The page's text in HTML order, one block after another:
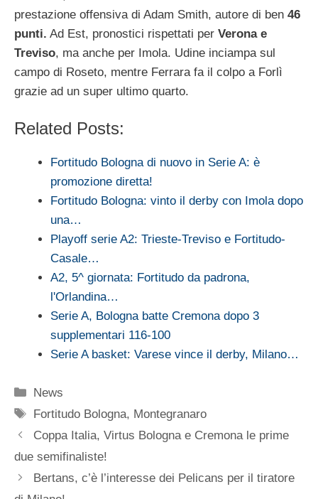
prestazione offensiva di Adam Smith, autore di ben 46
punti. Ad Est, pronostici rispettati per Verona e
Treviso, ma anche per Imola. Udine inciampa sul
campo di Roseto, mentre Ferrara fa il colpo a Forlì
grazie ad un super ultimo quarto.
Related Posts:
Fortitudo Bologna di nuovo in Serie A: è
promozione diretta!
Fortitudo Bologna: vinto il derby con Imola dopo
una…
Playoff serie A2: Trieste-Treviso e Fortitudo-
Casale…
A2, 5^ giornata: Fortitudo da padrona,
l'Orlandina…
Serie A, Bologna batte Cremona dopo 3
supplementari 116-100
Serie A basket: Varese vince il derby, Milano…
Categorie
News
Tag
Fortitudo Bologna, Montegranaro
Coppa Italia, Virtus Bologna e Cremona le prime
due semifinaliste!
Bertans, c’è l’interesse dei Pelicans per il tiratore